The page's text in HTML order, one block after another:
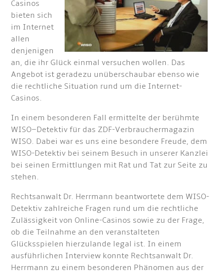
Casinos
bieten sich
im Internet
allen
denjenigen
an, die ihr Glück einmal versuchen wollen. Das
Angebot ist geradezu unüberschaubar ebenso wie
die rechtliche Situation rund um die Internet-
Casinos.
In einem besonderen Fall ermittelte der berühmte
WISO–Detektiv für das ZDF-Verbrauchermagazin
WISO. Dabei war es uns eine besondere Freude, dem
WISO-Detektiv bei seinem Besuch in unserer Kanzlei
bei seinen Ermittlungen mit Rat und Tat zur Seite zu
stehen.
Rechtsanwalt Dr. Herrmann beantwortete dem WISO-
Detektiv zahlreiche Fragen rund um die rechtliche
Zulässigkeit von Online-Casinos sowie zu der Frage,
ob die Teilnahme an den veranstalteten
Glücksspielen hierzulande legal ist. In einem
ausführlichen Interview konnte Rechtsanwalt Dr.
Herrmann zu einem besonderen Phänomen aus der